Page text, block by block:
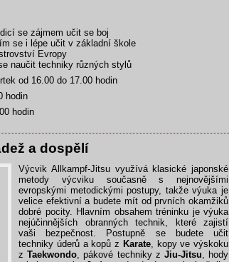
se zájmem učit se boj
se i lépe učit v základní škole
Evropy
naučit techniky různých stylů
od 16.00 do 17.00 hodin
hodin
hodin
a dospělí
Výcvik Allkampf-Jitsu využívá klasické japonské
metody výcviku současně s nejnovějšími
evropskými metodickými postupy, takže výuka je
velice efektivní a budete mít od prvních okamžiků
dobré pocity. Hlavním obsahem tréninku je výuka
nejúčinnějších obranných technik, které zajistí
vaši bezpečnost. Postupně se budete učit
techniky úderů a kopů z Karate, kopy ve výskoku
zTaekwondo , pákové techniky z Jiu-Jitsu , hody